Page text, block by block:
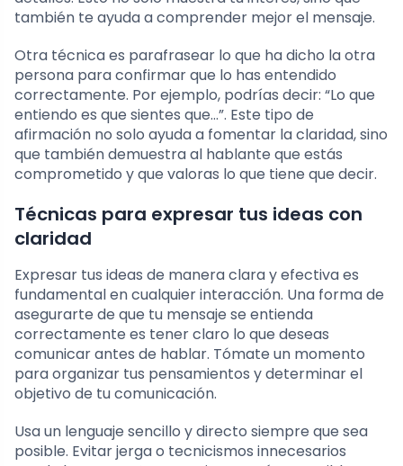
también te ayuda a comprender mejor el mensaje.
Otra técnica es parafrasear lo que ha dicho la otra
persona para confirmar que lo has entendido
correctamente. Por ejemplo, podrías decir: “Lo que
entiendo es que sientes que…”. Este tipo de
afirmación no solo ayuda a fomentar la claridad, sino
que también demuestra al hablante que estás
comprometido y que valoras lo que tiene que decir.
Técnicas para expresar tus ideas con
claridad
Expresar tus ideas de manera clara y efectiva es
fundamental en cualquier interacción. Una forma de
asegurarte de que tu mensaje se entienda
correctamente es tener claro lo que deseas
comunicar antes de hablar. Tómate un momento
para organizar tus pensamientos y determinar el
objetivo de tu comunicación.
Usa un lenguaje sencillo y directo siempre que sea
posible. Evitar jerga o tecnicismos innecesarios